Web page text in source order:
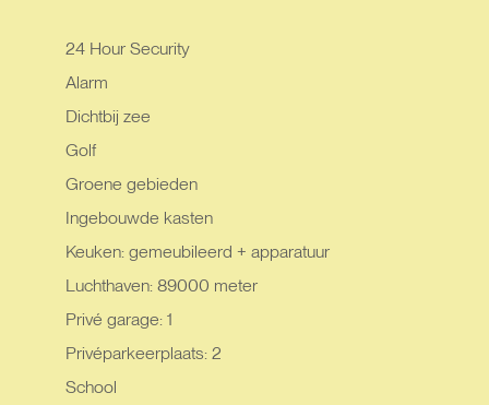
24 Hour Security
Alarm
Dichtbij zee
Golf
Groene gebieden
Ingebouwde kasten
Keuken: gemeubileerd + apparatuur
Luchthaven: 89000 meter
Privé garage: 1
Privéparkeerplaats: 2
School